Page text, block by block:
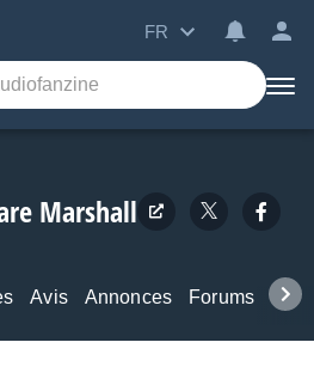
FR
Marshall
Avis Annonces Forums